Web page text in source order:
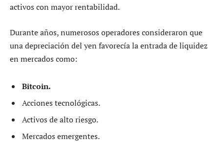
activos con mayor rentabilidad.
Durante años, numerosos operadores consideraron que
una depreciación del yen favorecía la entrada de liquidez
en mercados como:
Bitcoin.
Acciones tecnológicas.
Activos de alto riesgo.
Mercados emergentes.